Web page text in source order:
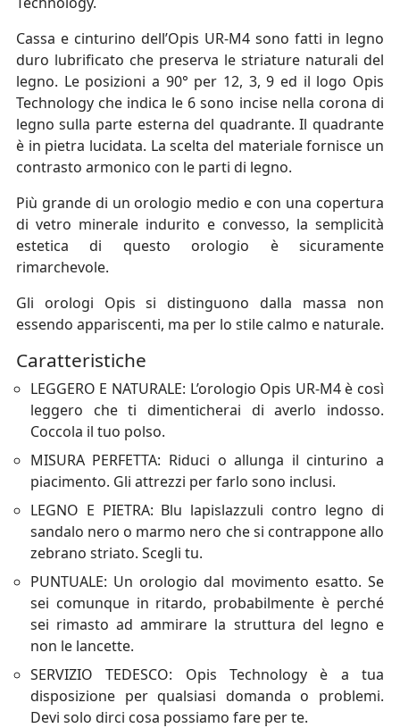
Cassa e cinturino dell’Opis UR-M4 sono fatti in legno
duro lubrificato che preserva le striature naturali del
legno. Le posizioni a 90° per 12, 3, 9 ed il logo Opis
Technology che indica le 6 sono incise nella corona di
legno sulla parte esterna del quadrante. Il quadrante
è in pietra lucidata. La scelta del materiale fornisce un
contrasto armonico con le parti di legno.
Più grande di un orologio medio e con una copertura
di vetro minerale indurito e convesso, la semplicità
estetica di questo orologio è sicuramente
rimarchevole.
Gli orologi Opis si distinguono dalla massa non
essendo appariscenti, ma per lo stile calmo e naturale.
Caratteristiche
LEGGERO E NATURALE: L’orologio Opis UR-M4 è così
leggero che ti dimenticherai di averlo indosso.
Coccola il tuo polso.
MISURA PERFETTA: Riduci o allunga il cinturino a
piacimento. Gli attrezzi per farlo sono inclusi.
LEGNO E PIETRA: Blu lapislazzuli contro legno di
sandalo nero o marmo nero che si contrappone allo
zebrano striato. Scegli tu.
PUNTUALE: Un orologio dal movimento esatto. Se
sei comunque in ritardo, probabilmente è perché
sei rimasto ad ammirare la struttura del legno e
non le lancette.
SERVIZIO TEDESCO: Opis Technology è a tua
disposizione per qualsiasi domanda o problemi.
Devi solo dirci cosa possiamo fare per te.